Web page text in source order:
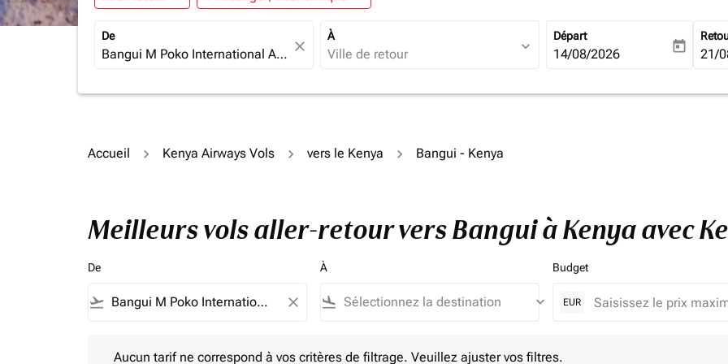
De
close
À
expand_more
Départ
fc-booking-departure-date-
14/08/2026 today fc-
21/
Accueil Kenya Airways Vols vers le Kenya Bangui - Kenya
Meilleurs vols aller-retour vers Bangui à Kenya avec
De
flight_takeoff close
À
flight_land keyboard_arrow_down
Budget
EUR
Aucun tarif ne correspond à vos critères de filtrage. Veuillez ajuster vos filtres.